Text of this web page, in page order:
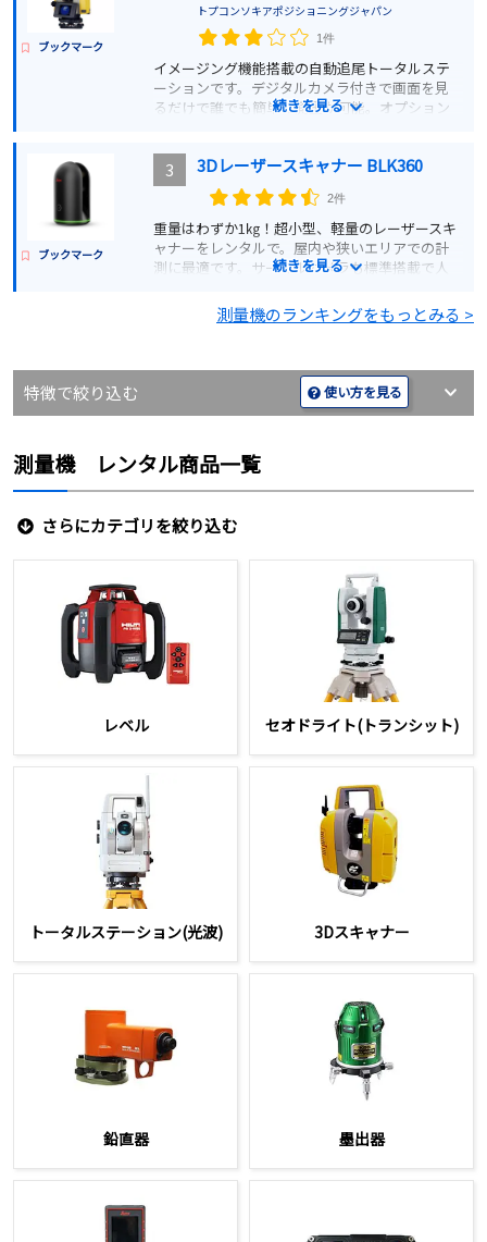
ブックマーク
トプコンソキアポジショニングジャパン
1件
イメージング機能搭載の自動追尾トータルステ
ーションです。デジタルカメラ付きで画面を見
るだけで誰でも簡単に測量が可能。オプション
詳細を見る
見積もりする
続きを見る
ブックマーク
3 3Dレーザースキャナー BLK360
2件
重量はわずか1㎏！超小型、軽量のレーザースキ
ャナーをレンタルで。屋内や狭いエリアでの計
測に最適です。サーマルカメラも標準搭載で人
見積もりする
続きを見る
測量機のランキングをもっとみる >
使い方を見る
特徴で絞り込む
測量機 レンタル商品一覧
さらにカテゴリを絞り込む
レベル セオドライト(トランシット)
トータルステーション(光波) 3Dスキャナー
鉛直器 墨出器